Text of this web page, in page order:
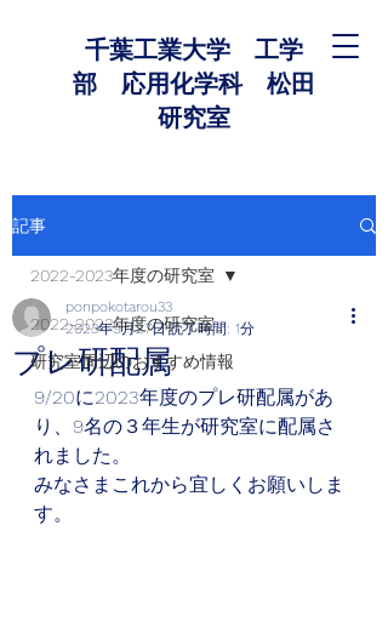
千葉工業大学 工学
部 応用化学科 松田
研究室
記事
2022-2023年度の研究室
研究室周辺のおすすめ情報
2022-2023年度の研究室
プレ研配属
ponpokotarou33
2023年9月27日読了時間: 1分
9/20に2023年度のプレ研配属があ
り、9名の３年生が研究室に配属さ
れました。
みなさまこれから宜しくお願いしま
す。